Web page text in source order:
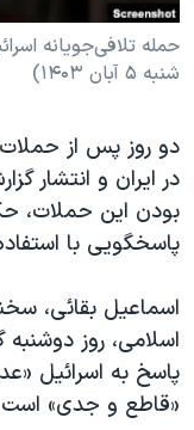
گالری عکس
آرشیو پخش زنده
اعتراضات زن، زندگی،
مجموعه مستندهای
دادگاه حمید نوری
چهل سال
قانون شفافیت
اسرائیل در جنگ
نرگس محمدی برنده
همایش
حمله تلافی‌جویانه
شنبه ۵ آبان ۱۴۰۳)
دو روز پس از
در ایران و انتشار
بودن این حملات،
پاسخگویی با
اسماعیل بقائی،
اسلامی، روز
پاسخ به اسرائیل
«قاطع و جدی»